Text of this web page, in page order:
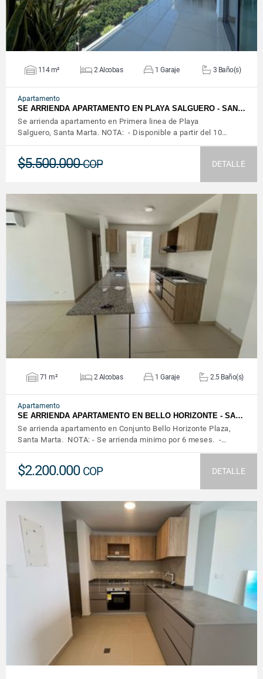
114 m² 2 Alcobas 1 Garaje 3 Baño(s)
Apartamento
SE ARRIENDA APARTAMENTO EN PLAYA SALGUERO - SAN…
Se arrienda apartamento en Primera linea de Playa
Salguero, Santa Marta. NOTA: - Disponible a partir del 10…
$5.500.000COP DETALLE
VER DETALLES
71 m² 2 Alcobas 1 Garaje 2.5 Baño(s)
Apartamento
SE ARRIENDA APARTAMENTO EN BELLO HORIZONTE - SA…
Se arrienda apartamento en Conjunto Bello Horizonte Plaza,
Santa Marta. NOTA: - Se arrienda minimo por 6 meses. -…
$2.200.000 COP DETALLE
VER DETALLES